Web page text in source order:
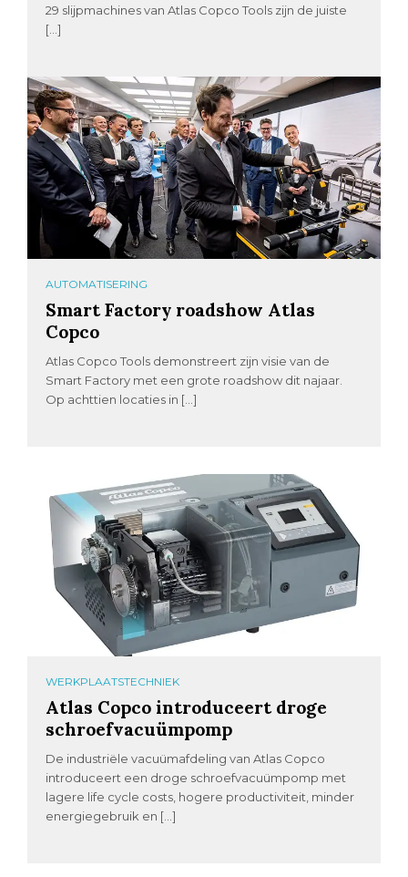
29 slijpmachines van Atlas Copco Tools zijn de juiste
[…]
AUTOMATISERING
Smart Factory roadshow Atlas
Copco
Atlas Copco Tools demonstreert zijn visie van de
Smart Factory met een grote roadshow dit najaar.
Op achttien locaties in […]
WERKPLAATSTECHNIEK
Atlas Copco introduceert droge
schroefvacuümpomp
De industriële vacuümafdeling van Atlas Copco
introduceert een droge schroefvacuümpomp met
lagere life cycle costs, hogere productiviteit, minder
energiegebruik en […]